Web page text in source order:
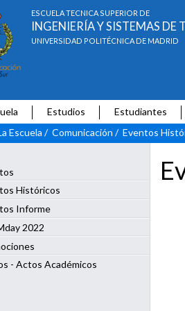
ESCUELA TÉCNICA SUPERIOR DE
INGENIERÍA Y SISTEMAS
UNIVERSIDAD POLITÉCNICA DE MADRID
Estudios
Estudiantes
Escuela / Comunicación / Eventos
Históricos
Informe
2022
- Actos Académicos